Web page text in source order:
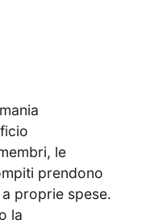
le
prendono
proprie spese.
la